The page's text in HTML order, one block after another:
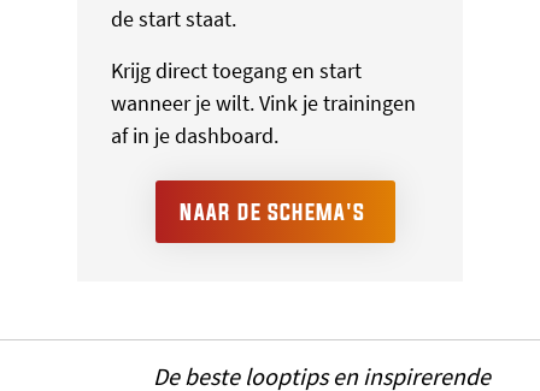
de start staat.
Krijg direct toegang en start
wanneer je wilt. Vink je trainingen
af in je dashboard.
NAAR DE SCHEMA'S
De beste looptips en inspirerende